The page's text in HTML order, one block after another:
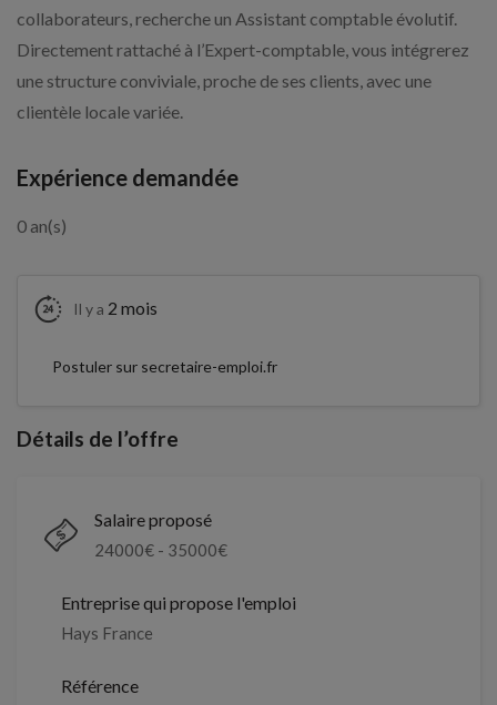
collaborateurs, recherche un Assistant comptable évolutif.
Directement rattaché à l’Expert-comptable, vous intégrerez
une structure conviviale, proche de ses clients, avec une
clientèle locale variée.
Expérience demandée
0 an(s)
Il y a 2 mois
Postuler sur secretaire-emploi.fr
Détails de l’offre
Salaire proposé
24000€ - 35000€
Entreprise qui propose l'emploi
Hays France
Référence